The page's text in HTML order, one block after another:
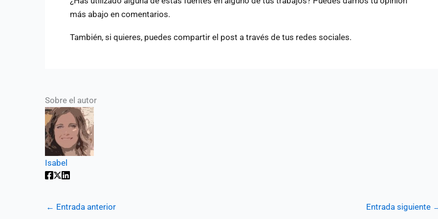
más abajo en comentarios.
También, si quieres, puedes compartir el post a través de tus redes sociales.
Sobre el autor
Isabel
← Entrada anterior Entrada siguiente